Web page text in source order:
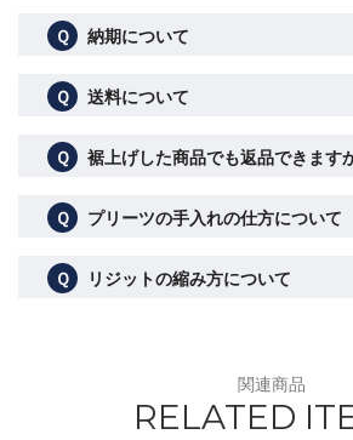
Ｑ 納期について
Ｑ 送料について
Ｑ 裾上げした商品でも返品できます
Ｑ プリーツの手入れの仕方について
Ｑ リジットの縮み方について
関連商品
RELATED